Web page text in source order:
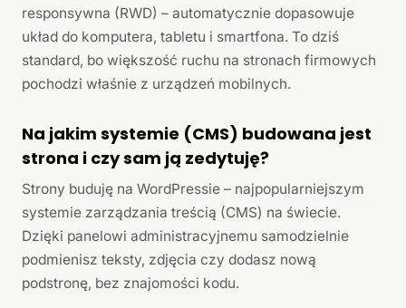
responsywna (RWD) – automatycznie dopasowuje
układ do komputera, tabletu i smartfona. To dziś
standard, bo większość ruchu na stronach firmowych
pochodzi właśnie z urządzeń mobilnych.
Na jakim systemie (CMS) budowana jest
strona i czy sam ją zedytuję?
Strony buduję na WordPressie – najpopularniejszym
systemie zarządzania treścią (CMS) na świecie.
Dzięki panelowi administracyjnemu samodzielnie
podmienisz teksty, zdjęcia czy dodasz nową
podstronę, bez znajomości kodu.